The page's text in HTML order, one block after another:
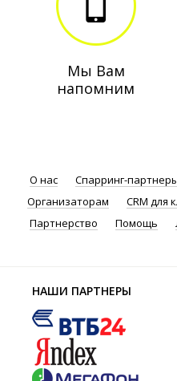
Мы Вам
напомним
О нас Спарринг-
Организаторам
CRM для
Партнерство
Помощь
НАШИ ПАРТНЕРЫ